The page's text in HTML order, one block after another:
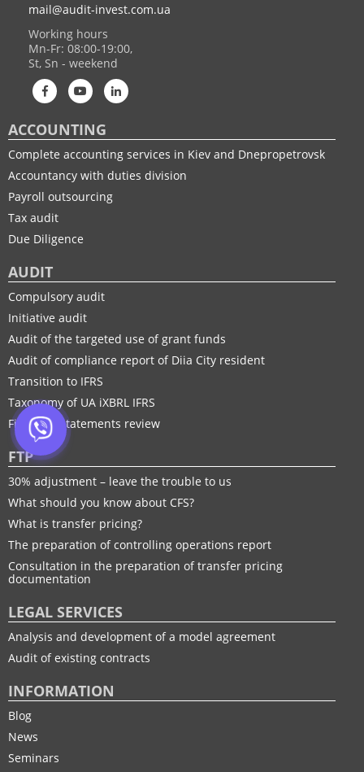
mail@audit-invest.com.ua
Working hours
Mn-Fr: 08:00-19:00,
St, Sn - weekend
ACCOUNTING
Complete accounting services in Kiev and Dnepropetrovsk
Accountancy with duties division
Payroll outsourcing
Tax audit
Due Diligence
AUDIT
Compulsory audit
Initiative audit
Audit of the targeted use of grant funds
Audit of compliance report of Diia City resident
Transition to IFRS
Taxonomy of UA іXBRL IFRS
Financial statements review
FTP
30% adjustment – leave the trouble to us
What should you know about CFS?
What is transfer pricing?
The preparation of controlling operations report
Consultation in the preparation of transfer pricing
documentation
LEGAL SERVICES
Analysis and development of a model agreement
Audit of existing contracts
INFORMATION
Blog
News
Seminars